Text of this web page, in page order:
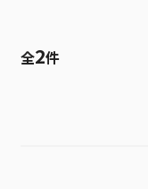
全2件